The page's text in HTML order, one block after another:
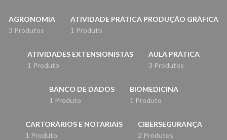
AGRONOMIA
3 Produtos
ATIVIDADE PRÁTICA PRODUÇÃO GRÁFICA
1 Produto
ATIVIDADES EXTENSIONISTAS
1 Produto
AULA PRÁTICA
3 Produtos
BANCO DE DADOS
1 Produto
BIOMEDICINA
1 Produto
CARTORÁRIOS E NOTARIAIS
1 Produto
CIBERSEGURANÇA
2 Produtos